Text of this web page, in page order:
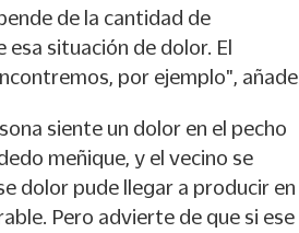
de la cantidad de
situación de dolor. El
por ejemplo", añade.
siente un dolor en el pecho
meñique, y el vecino se
dolor pude llegar a producir en
Pero advierte de que si ese